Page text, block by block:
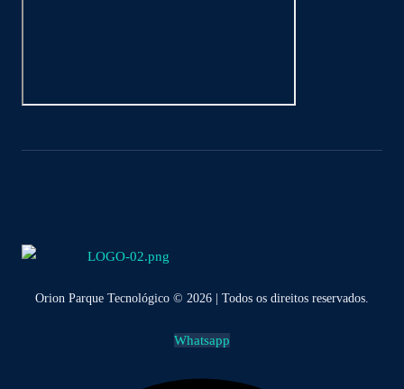
Orion Parque Tecnológico © 2026 | Todos os direitos reservados.
Whatsapp